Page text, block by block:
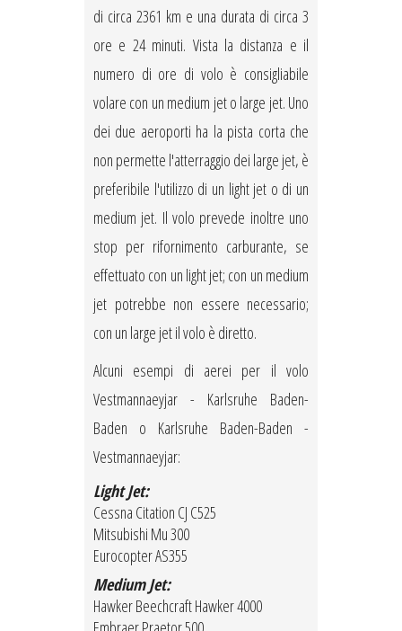
di circa 2361 km e una durata di circa 3
ore e 24 minuti. Vista la distanza e il
numero di ore di volo è consigliabile
volare con un medium jet o large jet. Uno
dei due aeroporti ha la pista corta che
non permette l'atterraggio dei large jet, è
preferibile l'utilizzo di un light jet o di un
medium jet. Il volo prevede inoltre uno
stop per rifornimento carburante, se
effettuato con un light jet; con un medium
jet potrebbe non essere necessario;
con un large jet il volo è diretto.
Alcuni esempi di aerei per il volo
Vestmannaeyjar - Karlsruhe Baden-
Baden o Karlsruhe Baden-Baden -
Vestmannaeyjar:
Light Jet:
Cessna Citation CJ C525
Mitsubishi Mu 300
Eurocopter AS355
Medium Jet:
Hawker Beechcraft Hawker 4000